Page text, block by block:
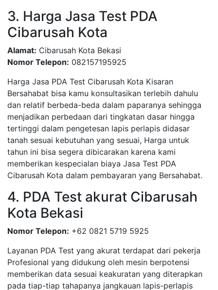
3. Harga Jasa Test PDA
Cibarusah Kota
Alamat: Cibarusah Kota Bekasi
Nomor Telepon: 082157195925
Harga Jasa PDA Test Cibarusah Kota Kisaran
Bersahabat bisa kamu konsultasikan terlebih dahulu
dan relatif berbeda-beda dalam paparanya sehingga
menjadikan perbedaan dari tingkatan dasar hingga
tertinggi dalam pengetesan lapis perlapis didasar
tanah sesuai kebutuhan yang sesuai, Harga untuk
tahun ini bisa segera dibicarakan karena kami
memberikan kespecialan biaya Jasa Test PDA
Cibarusah Kota dalam pembayaran yang Bersahabat.
4. PDA Test akurat Cibarusah
Kota Bekasi
Nomor Telepon: +62 0821 5719 5925
Layanan PDA Test yang akurat terdapat dari pekerja
Profesional yang didukung oleh mesin berpotensi
memberikan data sesuai keakuratan yang diterapkan
pada tiap-tiap tahapanya jangkauan lapis-perlapis